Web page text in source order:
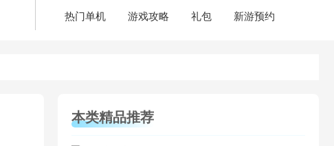
热门单机 游戏攻略 礼包 新游预约
本类精品推荐